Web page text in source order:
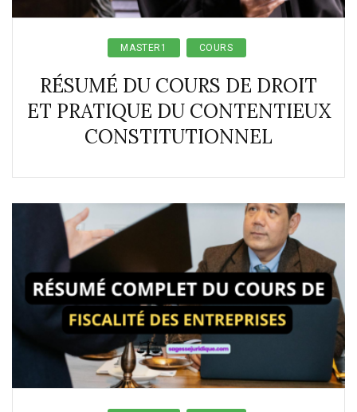
MASTER1 COURS
RÉSUMÉ DU COURS DE DROIT
ET PRATIQUE DU CONTENTIEUX
CONSTITUTIONNEL